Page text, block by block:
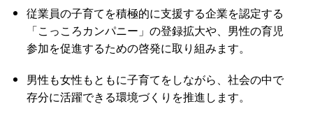
従業員の子育てを積極的に支援する企業を認定する
「こっころカンパニー」の登録拡大や、男性の育児
参加を促進するための啓発に取り組みます。
男性も女性もともに子育てをしながら、社会の中で
存分に活躍できる環境づくりを推進します。